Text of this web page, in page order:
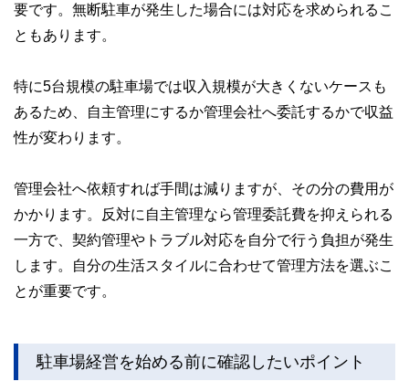
要です。無断駐車が発生した場合には対応を求められるこ
ともあります。
特に5台規模の駐車場では収入規模が大きくないケースも
あるため、自主管理にするか管理会社へ委託するかで収益
性が変わります。
管理会社へ依頼すれば手間は減りますが、その分の費用が
かかります。反対に自主管理なら管理委託費を抑えられる
一方で、契約管理やトラブル対応を自分で行う負担が発生
します。自分の生活スタイルに合わせて管理方法を選ぶこ
とが重要です。
駐車場経営を始める前に確認したいポイント